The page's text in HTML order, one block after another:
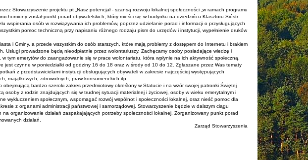
Stowarzyszenie projektu pt „Nasz potencjał - szansą rozwoju lokalnej społeczności „w ramach programu
został punkt porad obywatelskich, który mieści się w budynku na dziedzińcu Klasztoru Sióstr
wspierania osób w rozwiązywania ich problemów, poprzez udzielanie porad i informacji o przysługujących
pomoc techniczną przy napisaniu różnego rodzaju pism do urzędów i instytucji, wypełnienie druków
i Gminy, a przede wszystkim do osób starszych, które mają problemy z dostępem do Internetu i brakiem
Usługi prowadzone będą nieodpłatnie przez wolontariuszy. Zachęcamy osoby posiadające wiedzę i
tym emerytów do zaangażowanie się w prace wolontariatu, która wpłynie na ich aktywność społeczną.
jest czynne w poniedziałki od godziny 16 do 18 oraz w środy od 10 do 12. Zgłaszane przez Was tematy
z przedstawicielami instytucji obsługujących obywateli w zakresie najczęściej występujących
majątkowych, zdrowotnych, praw konsumenckich itp.
obejmującą bardzo szeroki zakres przedmiotowy określony w Statucie i na wzór swojej patronki Świętej
osoby z rodzin znajdujących się w trudnej sytuacji materialnej i życiowej, osoby w wieku emerytalnym i
wykluczeniem społecznym, wspomagać rozwój wspólnot i społeczności lokalnej, oraz nieść pomoc dla
z organami administracji państwowej i samorządowej. Stowarzyszenie będzie w dalszym ciągu
organizowanie działań zaspakajających potrzeby społeczności lokalnej. Zorganizowany punkt porad
działań.
Zarząd Stowarzyszenia